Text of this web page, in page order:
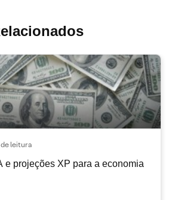
de leitura
e projeções XP para a economia